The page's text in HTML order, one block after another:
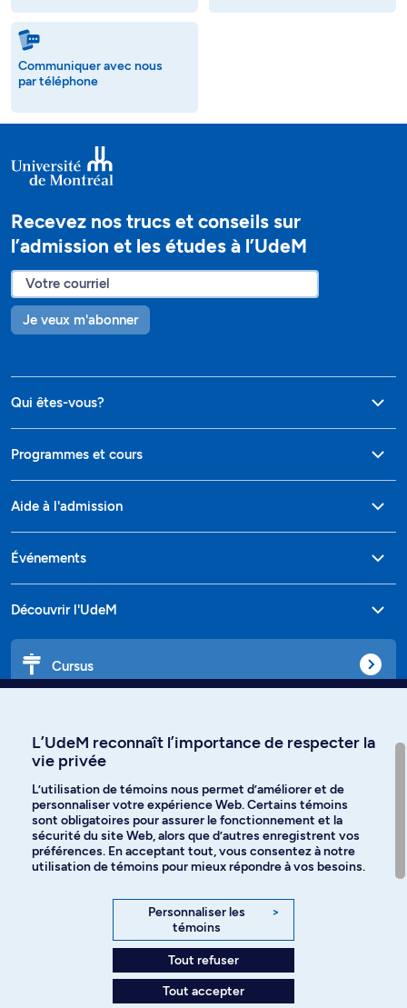
Communiquer avec nous
par téléphone
Recevez nos trucs et conseils sur
l’admission et les études à l’UdeM
Je veux m'abonner
Qui êtes-vous?
Programmes et cours
Aide à l'admission
Événements
Découvrir l'UdeM
Cursus
Langues
Facebook Instagram
YouTube
L’UdeM reconnaît l’importance de respecter la
vie privée
L’utilisation de témoins nous permet d’améliorer et de
personnaliser votre expérience Web. Certains témoins
sont obligatoires pour assurer le fonctionnement et la
sécurité du site Web, alors que d’autres enregistrent vos
préférences. En acceptant tout, vous consentez à notre
utilisation de témoins pour mieux répondre à vos besoins.
Personnaliser les
témoins
>
Tout refuser
Tout accepter